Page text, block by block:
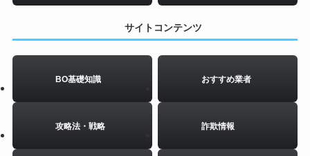
サイトコンテンツ
BO基礎知識 おすすめ業者
攻略法・戦略 詐欺情報